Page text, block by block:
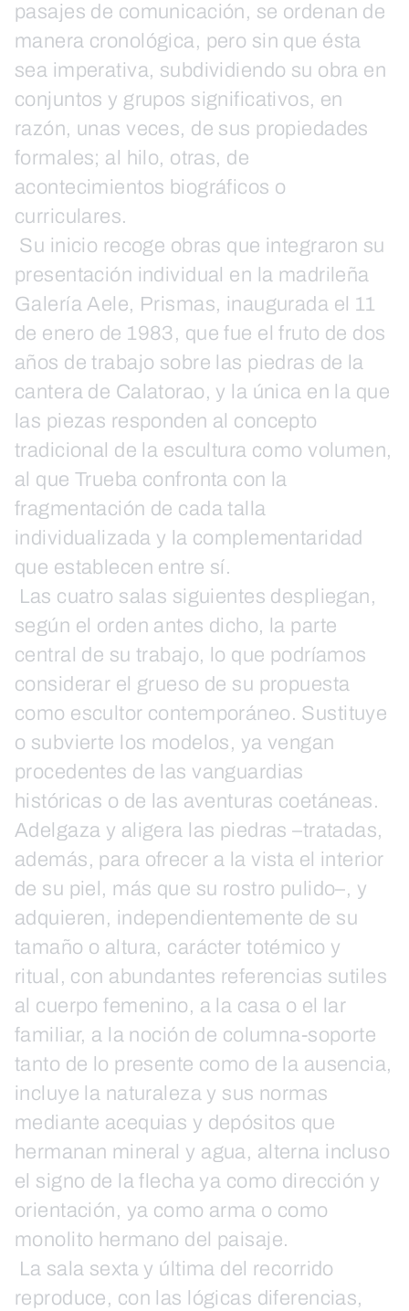
pasajes de comunicación, se ordenan de
manera cronológica, pero sin que ésta
sea imperativa, subdividiendo su obra en
conjuntos y grupos significativos, en
razón, unas veces, de sus propiedades
formales; al hilo, otras, de
acontecimientos biográficos o
curriculares.
Su inicio recoge obras que integraron su
presentación individual en la madrileña
Galería Aele, Prismas, inaugurada el 11
de enero de 1983, que fue el fruto de dos
años de trabajo sobre las piedras de la
cantera de Calatorao, y la única en la que
las piezas responden al concepto
tradicional de la escultura como volumen,
al que Trueba confronta con la
fragmentación de cada talla
individualizada y la complementaridad
que establecen entre sí.
Las cuatro salas siguientes despliegan,
según el orden antes dicho, la parte
central de su trabajo, lo que podríamos
considerar el grueso de su propuesta
como escultor contemporáneo. Sustituye
o subvierte los modelos, ya vengan
procedentes de las vanguardias
históricas o de las aventuras coetáneas.
Adelgaza y aligera las piedras –tratadas,
además, para ofrecer a la vista el interior
de su piel, más que su rostro pulido–, y
adquieren, independientemente de su
tamaño o altura, carácter totémico y
ritual, con abundantes referencias sutiles
al cuerpo femenino, a la casa o el lar
familiar, a la noción de columna-soporte
tanto de lo presente como de la ausencia,
incluye la naturaleza y sus normas
mediante acequias y depósitos que
hermanan mineral y agua, alterna incluso
el signo de la flecha ya como dirección y
orientación, ya como arma o como
monolito hermano del paisaje.
La sala sexta y última del recorrido
reproduce, con las lógicas diferencias,